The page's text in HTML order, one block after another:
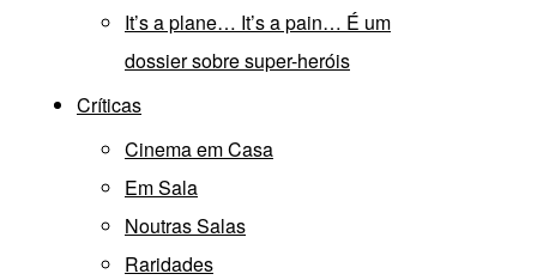
It’s a plane… It’s a pain… É um
dossier sobre super-heróis
Críticas
Cinema em Casa
Em Sala
Noutras Salas
Raridades